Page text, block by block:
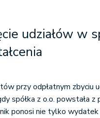
udziałów w
przy odpłatnym zbyciu
spółka z o.o. powstała z
ponosi nie tylko wydatek